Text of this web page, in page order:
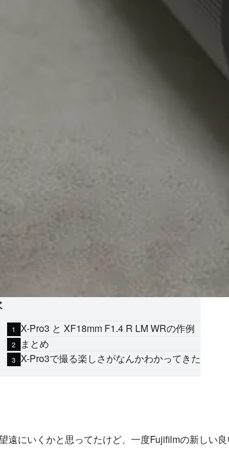
X-Pro3 と XF18mm F1.4 R LM WRの作例
まとめ
X-Pro3で撮る楽しさがなんかわかってきた
にいくかと思ってたけど、一度Fujifilmの新しい